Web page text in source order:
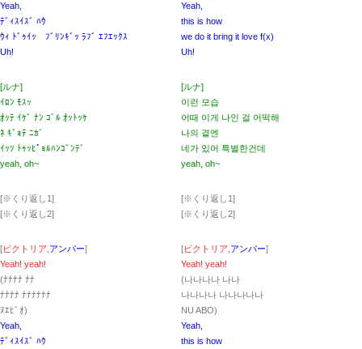
Yeah,
ﾃﾞｨｽｲｽﾞ ﾊｳ
ｳｨ ﾄﾞｩｲｯ ﾌﾞﾘﾝｷﾞｯ ﾗﾌﾞ ｴﾌｴｯｸｽ
Uh!
[ルナ]
ｲﾛﾝ ﾓｽｯ
ｵｯﾃ ｲｹﾞ ﾅﾝ ｺﾞﾙ ｵｯﾄｯｹ
ﾈ ｷﾞｮﾃ ﾆｶﾞ
ｲｯｿ ﾄｩｯﾋﾟｮﾙﾊﾝｺﾞﾝﾃﾞ
yeah, oh~
[※くり返し1]
[※くり返し2]
[ビクトリア アンバー]
Yeah! yeah!
(ﾅﾅﾅﾅ ﾅﾅ
ﾅﾅﾅﾅ ﾅﾅﾅﾅﾅﾅ
ﾇｴﾋﾞｵ)
Yeah,
ﾃﾞｨｽｲｽﾞ ﾊｳ
Yeah,
this is how
we do it bring it love f(x)
Uh!
[ルナ]
이런 모습
어때 이게 나인 걸 어떡해
나의 곁엔
네가 있어 특별한건데
yeah, oh~
[※くり返し1]
[※くり返し2]
[ビクトリア アンバー]
Yeah! yeah!
(나나나나 나나
나나나나 나나나나나
NU ABO)
Yeah,
this is how